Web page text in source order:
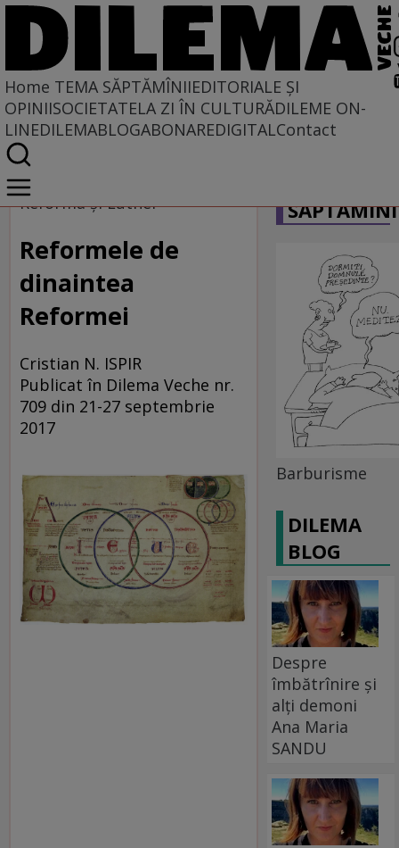
Home TEMA SĂPTĂMÎNIIEDITORIALE ȘI
OPINIISOCIETATELA ZI ÎN CULTURĂDILEME ON-
LINEDILEMABLOGABONAREDIGITALContact
Home
Tema săptămînii
Reforma şi Luther
Reformele de
dinaintea
Reformei
Cristian N. ISPIR
Publicat în Dilema Veche nr.
709 din 21-27 septembrie
2017
Barburisme
DILEMA
BLOG
Despre
îmbătrînire și
alți demoni
Ana Maria
SANDU